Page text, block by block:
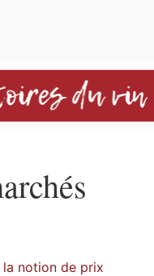
la notion de prix